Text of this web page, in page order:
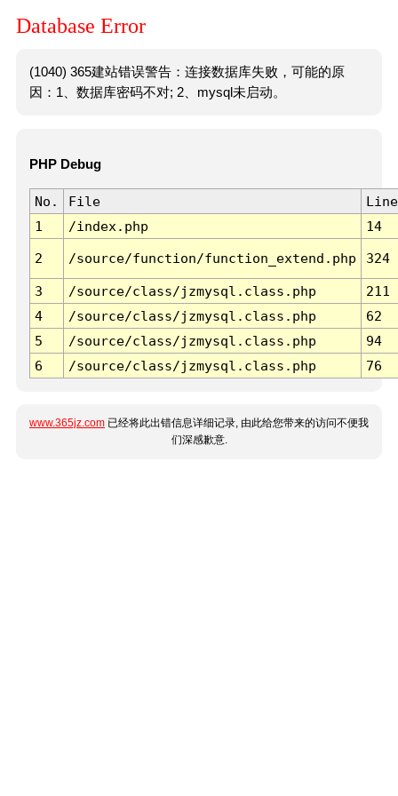
Database Error
(1040) 365建站错误警告：连接数据库失败，可能的原
因：1、数据库密码不对; 2、mysql未启动。
PHP Debug
No. File
Line
1
/index.php 14
2 /source/function/function_extend.php 324
3 /source/class/jzmysql.class.php
211
4
/source/class/jzmysql.class.php
62
5
/source/class/jzmysql.class.php
94
6
/source/class/jzmysql.class.php 76
www.365jz.com 已经将此出错信息详细记录, 由此给您带来的访问不便我
们深感歉意.